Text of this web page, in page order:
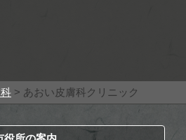
> あおい皮膚科クリニック